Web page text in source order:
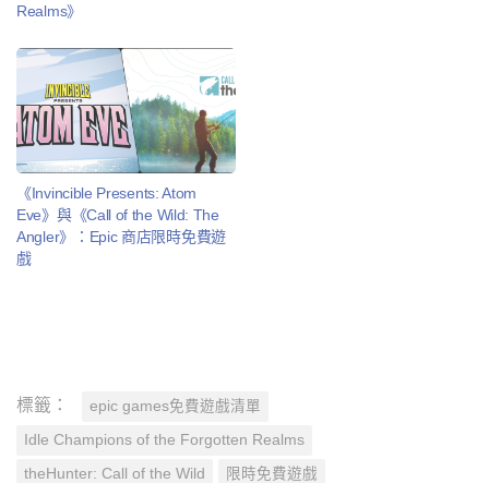
Realms》
《Invincible Presents: Atom
Eve》與《Call of the Wild: The
Angler》：Epic 商店限時免費遊
戲
標籤： epic games免費遊戲清單
Idle Champions of the Forgotten Realms
theHunter: Call of the Wild 限時免費遊戲